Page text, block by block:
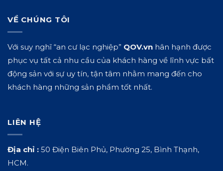
VỀ CHÚNG TÔI
Với suy nghĩ “an cư lạc nghiệp” QOV.vn hân hạnh được
phục vụ tất cả nhu cầu của khách hàng về lĩnh vực bất
động sản với sự uy tín, tận tâm nhằm mang đến cho
khách hàng những sản phẩm tốt nhất.
LIÊN HỆ
Địa chỉ : 50 Điện Biên Phủ, Phường 25, Bình Thạnh,
HCM.